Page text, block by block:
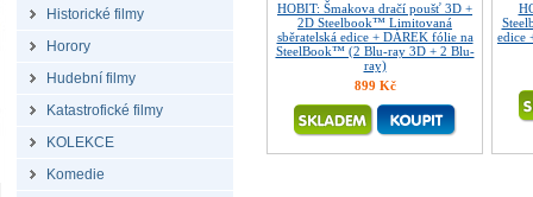
Historické filmy
Horory
Hudební filmy
Katastrofické filmy
KOLEKCE
Komedie
HOBIT: Šmakova dračí poušť 3D +
2D Steelbook™ Limitovaná
sběratelská edice + DÁREK fólie na
SteelBook™ (2 Blu-ray 3D + 2 Blu-
ray)
899 Kč
edice